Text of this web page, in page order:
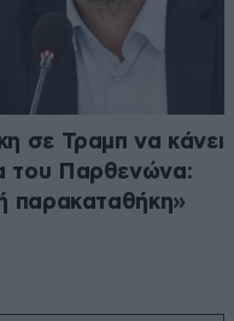
σε Τραμπ να κάνει
του Παρθενώνα:
παρακαταθήκη»